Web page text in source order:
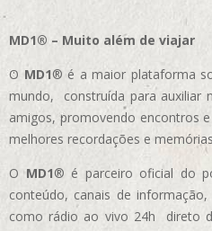
MD1® – Muito além de viajar
O MD1® é a maior plataforma
mundo, construída para auxiliar
amigos, promovendo encontros
melhores recordações e
OMD1® é parceiro oficial do
conteúdo, canais de
como rádio ao vivo 24h direto